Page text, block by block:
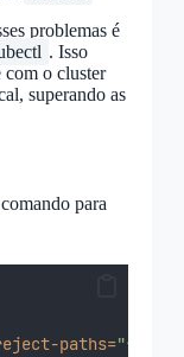
problemas é
. Isso
com o cluster
superando as
para
paths="^/